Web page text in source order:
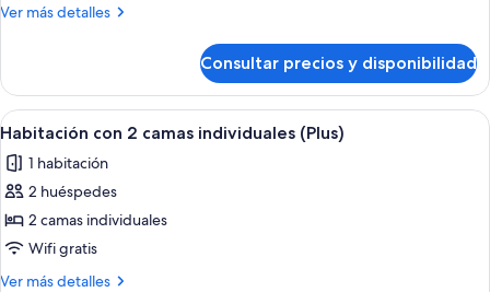
Ver más detalles
Más
familiar
(Plus)
Consultar precios y disponibilidad
Abrir
todas
las
fotos
de
Habitación
con
Habitación de hotel con dos camas,
2
Habitación con 2 camas individuales (Plus)
1 habitación
2 huéspedes
2 camas individuales
Wifi gratis
Ver más detalles
Más